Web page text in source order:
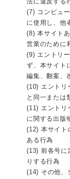
法に違反する
(7) コンピュ
に使用し、他
(8) 本サイト
営業のために
(9) エントリ
ず、本サイト
編集、翻案、
(10) エントリ
と同一または
(11) エントリ
に関する出版
(12) 本サイト
ある行為
(13) 前各号に
りする行為
(14) その他、